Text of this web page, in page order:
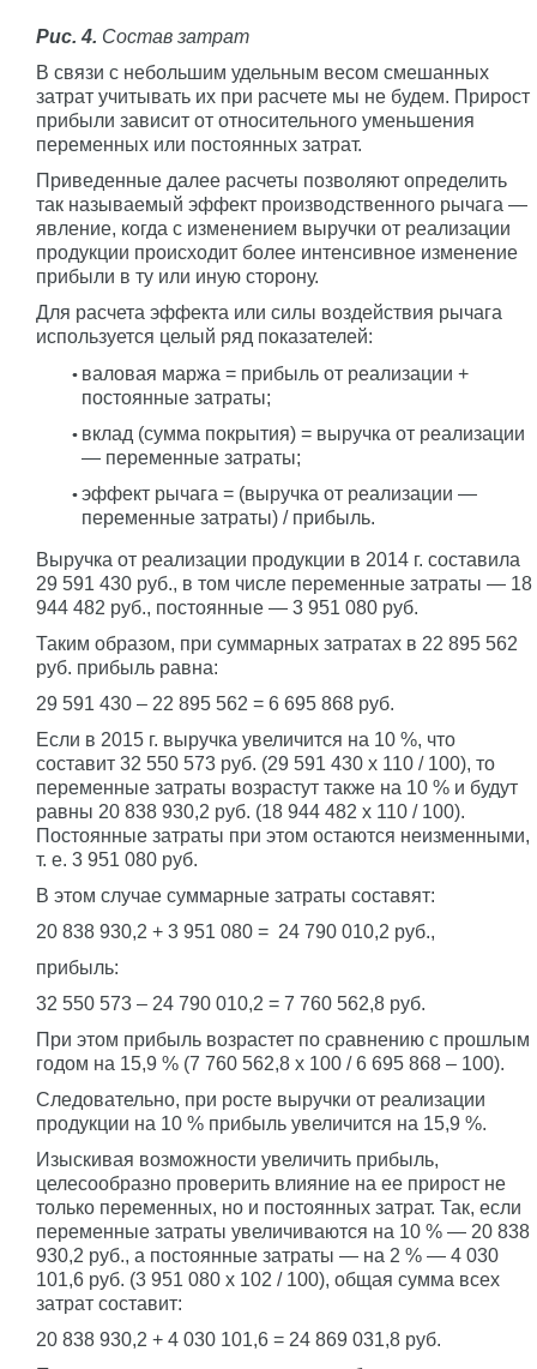
Рис. 4. Состав затрат
В связи с небольшим удельным весом смешанных
затрат учитывать их при расчете мы не будем. Прирост
прибыли зависит от относительного уменьшения
переменных или постоянных затрат.
Приведенные далее расчеты позволяют определить
так называемый эффект производственного рычага —
явление, когда с изменением выручки от реализации
продукции происходит более интенсивное изменение
прибыли в ту или иную сторону.
Для расчета эффекта или силы воздействия рычага
используется целый ряд показателей:
валовая маржа = прибыль от реализации +
постоянные затраты;
вклад (сумма покрытия) = выручка от реализации
— переменные затраты;
эффект рычага = (выручка от реализации —
переменные затраты) / прибыль.
Выручка от реализации продукции в 2014 г. составила
29 591 430 руб., в том числе переменные затраты — 18
944 482 руб., постоянные — 3 951 080 руб.
Таким образом, при суммарных затратах в 22 895 562
руб. прибыль равна:
29 591 430 – 22 895 562 = 6 695 868 руб.
Если в 2015 г. выручка увеличится на 10 %, что
составит 32 550 573 руб. (29 591 430 x 110 / 100), то
переменные затраты возрастут также на 10 % и будут
равны 20 838 930,2 руб. (18 944 482 x 110 / 100).
Постоянные затраты при этом остаются неизменными,
т. е. 3 951 080 руб.
В этом случае суммарные затраты составят:
20 838 930,2 + 3 951 080 = 24 790 010,2 руб.,
прибыль:
32 550 573 – 24 790 010,2 = 7 760 562,8 руб.
При этом прибыль возрастет по сравнению с прошлым
годом на 15,9 % (7 760 562,8 x 100 / 6 695 868 – 100).
Следовательно, при росте выручки от реализации
продукции на 10 % прибыль увеличится на 15,9 %.
Изыскивая возможности увеличить прибыль,
целесообразно проверить влияние на ее прирост не
только переменных, но и постоянных затрат. Так, если
переменные затраты увеличиваются на 10 % — 20 838
930,2 руб., а постоянные затраты — на 2 % — 4 030
101,6 руб. (3 951 080 x 102 / 100), общая сумма всех
затрат составит:
20 838 930,2 + 4 030 101,6 = 24 869 031,8 руб.